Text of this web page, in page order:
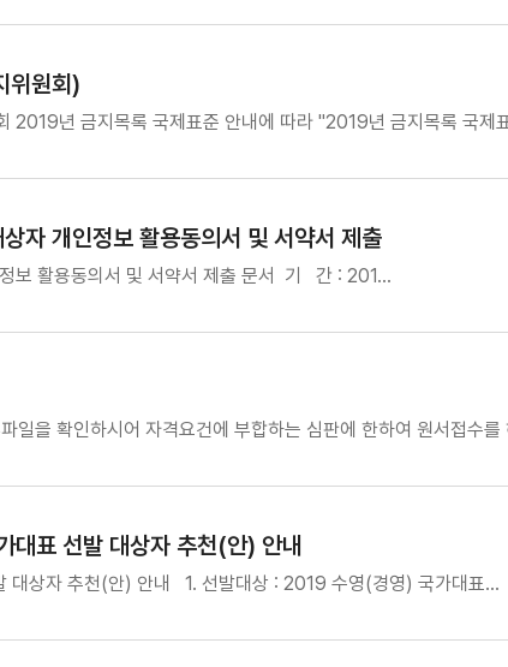
위원회)
2019년 금지목록 국제표준 안내에 따라 "2019년 금지목록 국제
자 개인정보 활용동의서 및 서약서 제출
보 활용동의서 및 서약서 제출 문서 기 간 : 201…
일을 확인하시어 자격요건에 부합하는 심판에 한하여 원서접수
표 선발 대상자 추천(안) 안내
대상자 추천(안) 안내 1. 선발대상 : 2019 수영(경영) 국가대표…